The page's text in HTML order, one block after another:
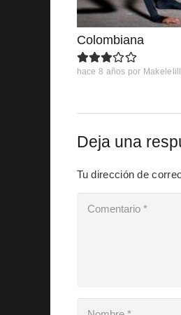
Colombiana
hace 8 años por
Deja una
Tu dirección de